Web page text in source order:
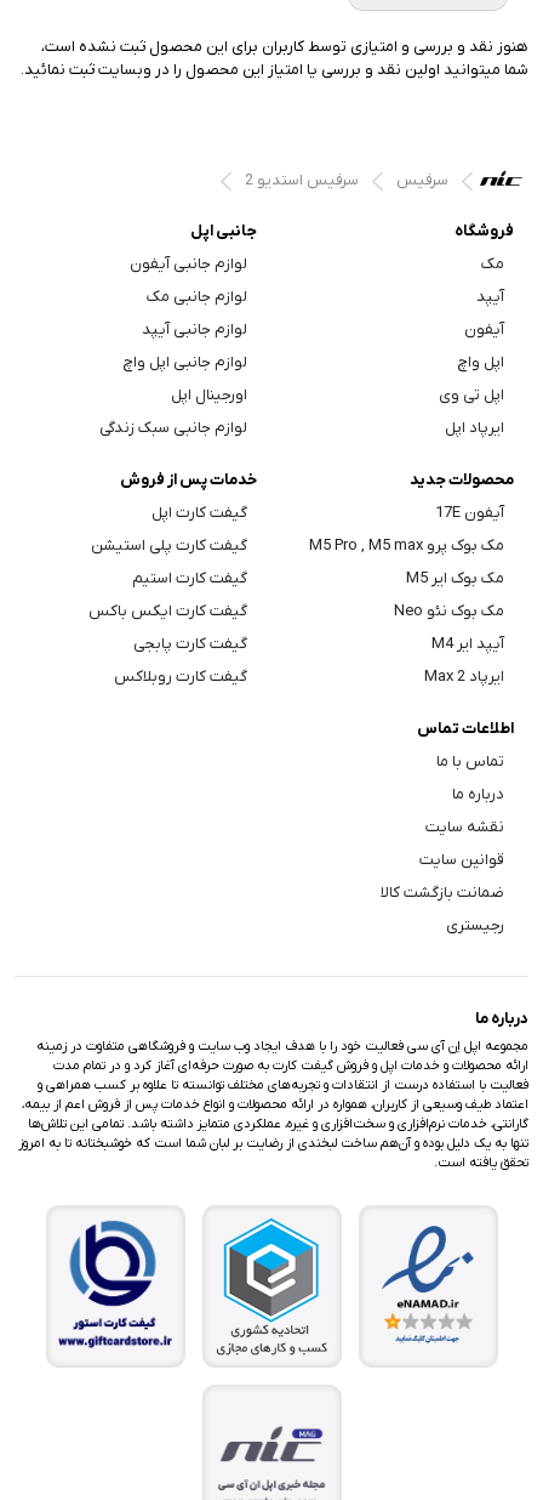
هنوز نقد و بررسی و امتیازی توسط کاربران برای این محصول ثبت نشده است،
شما میتوانید اولین نقد و بررسی یا امتیاز این محصول را در وبسایت ثبت نمائید.
سرفیس سرفیس استدیو 2
فروشگاه
مک
آیپد
آیفون
اپل واچ
اپل تی وی
ایرپاد اپل
جانبی اپل
لوازم جانبی آیفون
لوازم جانبی مک
لوازم جانبی آیپد
لوازم جانبی اپل واچ
اورجینال اپل
لوازم جانبی سبک زندگی
محصولات جدید
آیفون 17E
مک بوک پرو M5 Pro , M5 max
مک بوک ایر M5
مک بوک نئو Neo
آیپد ایر M4
ایرپاد Max 2
خدمات پس از فروش
گیفت کارت اپل
گیفت کارت پلی استیشن
گیفت کارت استیم
گیفت کارت ایکس باکس
گیفت کارت پابجی
گیفت کارت روبلاکس
اطلاعات تماس
تماس با ما
درباره ما
نقشه سایت
قوانین سایت
ضمانت بازگشت کالا
رجیستری
درباره ما
مجموعه اپل اِن آی سی فعالیت خود را با هدف ایجاد وب سایت و فروشگاهی متفاوت در زمینه
ارائه محصولات و خدمات اپل و فروش گیفت کارت به صورت حرفه‌ای آغاز کرد و در تمام مدت
فعالیت با استفاده درست از انتقادات و تجربه‌های مختلف توانسته تا علاوه بر کسب همراهی و
اعتماد طیف وسیعی از کاربران، همواره در ارائه محصولات و انواع خدمات پس از فروش اعم از بیمه،
گارانتی، خدمات نرم‌افزاری و سخت‌افزاری و غیره، عملکردی متمایز داشته باشد. تمامی این تلاش‌ها
تنها به یک دلیل بوده و آن‌هم ساخت لبخندی از رضایت بر لبان شما است که خوشبختانه تا به امروز
تحقق یافته است.